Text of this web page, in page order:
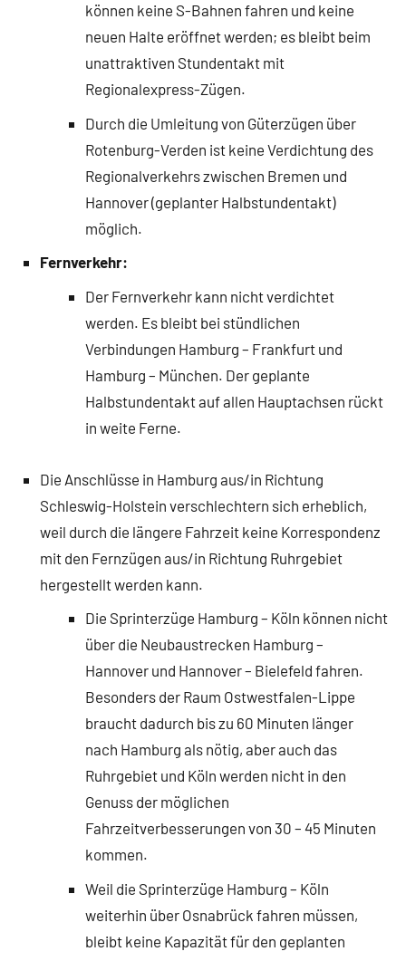
können keine S-Bahnen fahren und keine
neuen Halte eröffnet werden; es bleibt beim
unattraktiven Stundentakt mit
Regionalexpress-Zügen.
Durch die Umleitung von Güterzügen über
Rotenburg-Verden ist keine Verdichtung des
Regionalverkehrs zwischen Bremen und
Hannover (geplanter Halbstundentakt)
möglich.
Fernverkehr:
Der Fernverkehr kann nicht verdichtet
werden. Es bleibt bei stündlichen
Verbindungen Hamburg – Frankfurt und
Hamburg – München. Der geplante
Halbstundentakt auf allen Hauptachsen rückt
in weite Ferne.
Die Anschlüsse in Hamburg aus/in Richtung
Schleswig-Holstein verschlechtern sich erheblich,
weil durch die längere Fahrzeit keine Korrespondenz
mit den Fernzügen aus/in Richtung Ruhrgebiet
hergestellt werden kann.
Die Sprinterzüge Hamburg – Köln können nicht
über die Neubaustrecken Hamburg –
Hannover und Hannover – Bielefeld fahren.
Besonders der Raum Ostwestfalen-Lippe
braucht dadurch bis zu 60 Minuten länger
nach Hamburg als nötig, aber auch das
Ruhrgebiet und Köln werden nicht in den
Genuss der möglichen
Fahrzeitverbesserungen von 30 – 45 Minuten
kommen.
Weil die Sprinterzüge Hamburg – Köln
weiterhin über Osnabrück fahren müssen,
bleibt keine Kapazität für den geplanten